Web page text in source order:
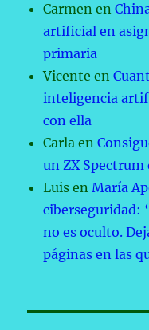
Carmen en
artificial en
primaria
Vicente en
inteligencia
con ella
Carla en
un ZX Spectrum
Luis enMaría
ciberseguridad:
no es oculto.
páginas en las